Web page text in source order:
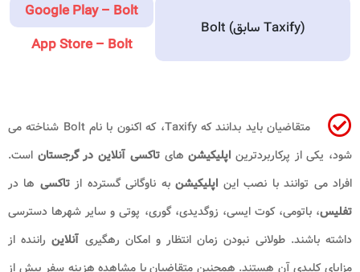
Bolt (سابق Taxify)
Google Play – Bolt
App Store – Bolt
متقاضیان باید بدانند که Taxify، که اکنون با نام Bolt شناخته می
شود، یکی از پرکاربردترین اپلیکیشن هایتاکسی آنلاین در گرجستان است.
افراد می توانند با نصب این اپلیکیشنبه ناوگانی گسترده ازتاکسی ها در
تفلیس، باتومی، کوت ایسی، زوگدیدی، گوری، پوتی و سایر شهرها دسترسی
داشته باشند. طولانی نبودن زمان انتظار و امکان رهگیری آنلاین راننده از
مزایای کلیدی آن هستند. همچنین متقاضیان با مشاهده هزینه سفر پیش از